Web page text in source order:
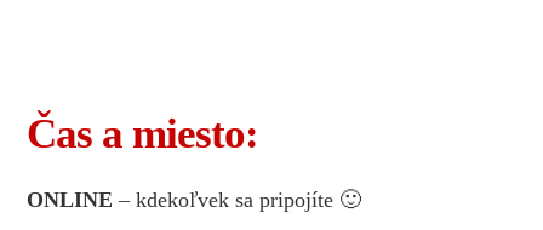
Čas a miesto:
ONLINE – kdekoľvek sa pripojíte 🙂